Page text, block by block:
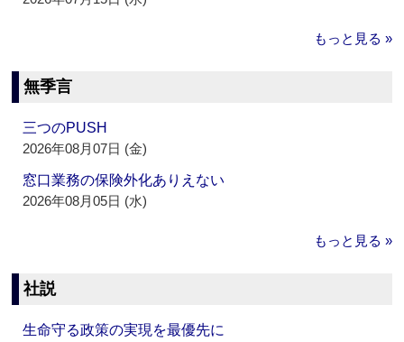
もっと見る »
無季言
三つのPUSH
2026年08月07日 (金)
窓口業務の保険外化ありえない
2026年08月05日 (水)
もっと見る »
社説
生命守る政策の実現を最優先に